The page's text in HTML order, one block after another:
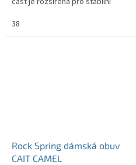
38
Rock Spring dámská obuv
CAIT CAMEL